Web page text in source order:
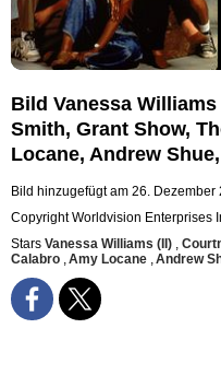
Bild Vanessa
Smith, Grant Show,
Locane, Andrew
Bild hinzugefügt am 26. Dezember
Copyright Worldvision Enterprises
Stars Vanessa Williams (II) ,
Calabro ,Amy Locane ,Andrew